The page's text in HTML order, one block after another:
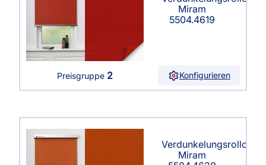
Miram
5504.4619
Preisgruppe 2 Konfigurieren
Verdunkelungsrollo
Miram